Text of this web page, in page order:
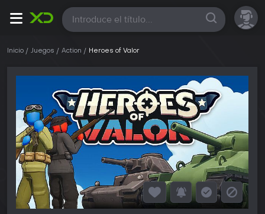
Todas
Inicio Juegos Action Heroes of Valor